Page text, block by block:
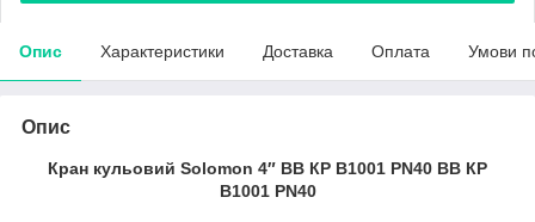
Опис Характеристики Доставка Оплата Умови
Опис
Кран кульовий Solomon 4″ ВВ КР B1001 PN40 ВВ КР
B1001 PN40